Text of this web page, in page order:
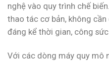
nghệ vào quy trình chế
thao tác cơ bản, không
đáng kể thời gian, công
Với các dòng máy quy mô